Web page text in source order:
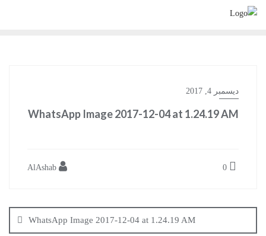
Skip
ديسمبر 4, 2017
WhatsApp Image 2017-12-04 at 1.24.19 AM
المقالات
WhatsApp Image 2017-12-04 at 1.24.19 AM